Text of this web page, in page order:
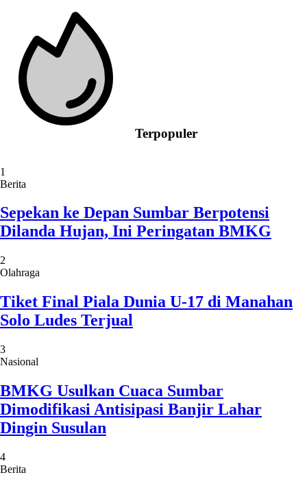
Terpopuler
1
Berita
Sepekan ke Depan Sumbar Berpotensi
Dilanda Hujan, Ini Peringatan BMKG
2
Olahraga
Tiket Final Piala Dunia U-17 di Manahan
Solo Ludes Terjual
3
Nasional
BMKG Usulkan Cuaca Sumbar
Dimodifikasi Antisipasi Banjir Lahar
Dingin Susulan
4
Berita